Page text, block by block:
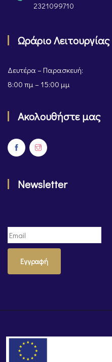
2321099710
Ωράριο Λειτουργίας
Δευτέρα – Παρασκευή:
8:00 πμ – 15:00 μμ
Ακολουθήστε μας
Newsletter
Εγγραφή